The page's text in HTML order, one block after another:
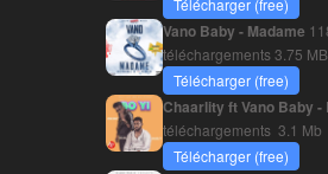
Télécharger (free)
Vano Baby - Madame
téléchargements3.75 MB
Télécharger (free)
Chaarlity ft Vano Baby -
téléchargements 3.1 Mb
Télécharger (free)